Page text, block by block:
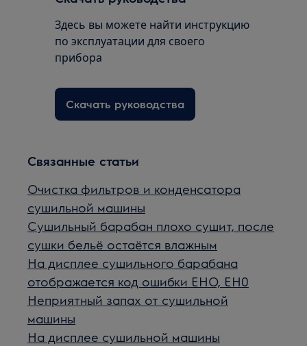
Здесь вы можете найти инструкцию
по эксплуатации для своего
прибора
Скачать руководства
Связанные статьи
Очистка фильтров и конденсатора
сушильной машины
Сушильный барабан плохо сушит, после
сушки бельё остаётся влажным
На дисплее сушильного барабана
отображается код ошибки EHO, EH0
Неприятный запах от сушильной
машины
На дисплее сушильной машины